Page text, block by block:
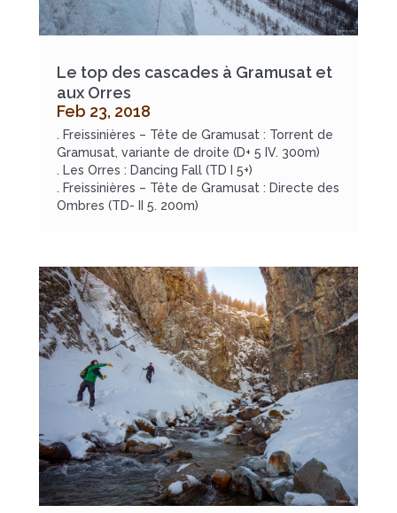
Le top des cascades à Gramusat et
aux Orres
Feb 23, 2018
. Freissinières – Tête de Gramusat : Torrent de
Gramusat, variante de droite (D+ 5 IV. 300m)
. Les Orres : Dancing Fall (TD I 5+)
. Freissinières – Tête de Gramusat : Directe des
Ombres (TD- II 5. 200m)